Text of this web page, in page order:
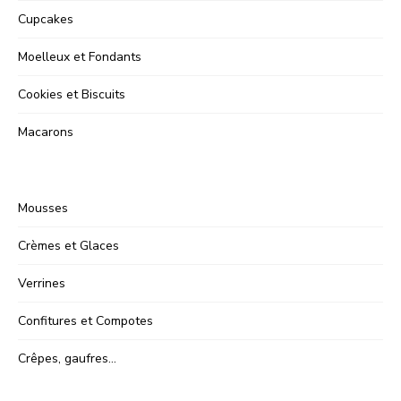
Cupcakes
Moelleux et Fondants
Cookies et Biscuits
Macarons
Mousses
Crèmes et Glaces
Verrines
Confitures et Compotes
Crêpes, gaufres…